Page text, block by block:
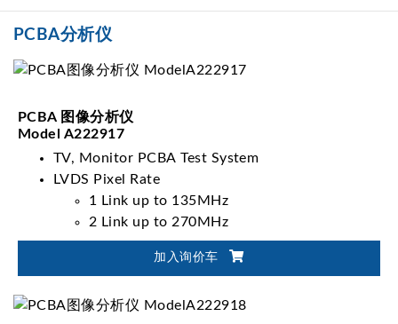
PCBA分析仪
PCBA 图像分析仪
Model A222917
TV, Monitor PCBA Test System
LVDS Pixel Rate
1 Link up to 135MHz
2 Link up to 270MHz
4 Link up to 540MHz (A222917 x 2)
Timing, Pattern, Audio Compare
加入询价车